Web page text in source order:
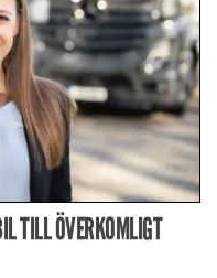
TILL ÖVERKOMLIGT